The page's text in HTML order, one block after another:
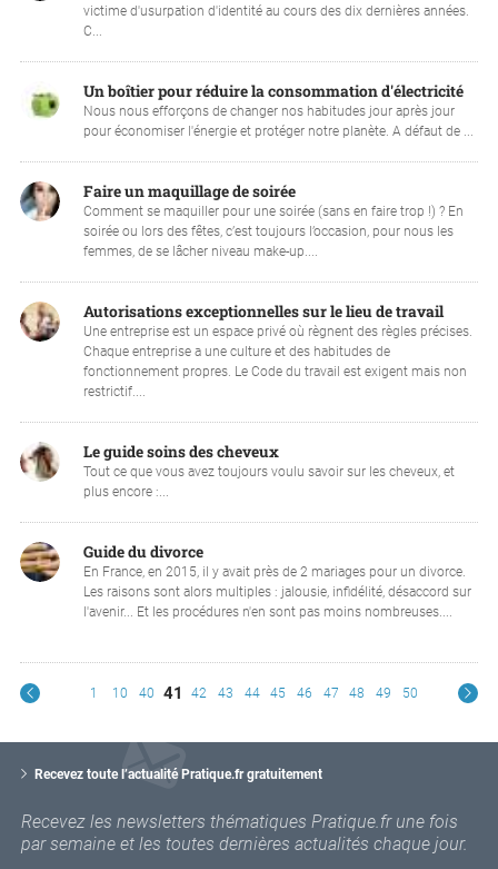
victime d'usurpation d'identité au cours des dix dernières années.
C...
Un boîtier pour réduire la consommation d'électricité
Nous nous efforçons de changer nos habitudes jour après jour
pour économiser l'énergie et protéger notre planète. A défaut de ...
Faire un maquillage de soirée
Comment se maquiller pour une soirée (sans en faire trop !) ? En
soirée ou lors des fêtes, c’est toujours l’occasion, pour nous les
femmes, de se lâcher niveau make-up....
Autorisations exceptionnelles sur le lieu de travail
Une entreprise est un espace privé où règnent des règles précises.
Chaque entreprise a une culture et des habitudes de
fonctionnement propres. Le Code du travail est exigent mais non
restrictif....
Le guide soins des cheveux
Tout ce que vous avez toujours voulu savoir sur les cheveux, et
plus encore :...
Guide du divorce
En France, en 2015, il y avait près de 2 mariages pour un divorce.
Les raisons sont alors multiples : jalousie, infidélité, désaccord sur
l'avenir... Et les procédures n'en sont pas moins nombreuses....
1 10 40 41 42 43 44 45 46 47 48 49 50
Recevez toute l’actualité Pratique.fr gratuitement
Recevez les newsletters thématiques Pratique.fr une fois
par semaine et les toutes dernières actualités chaque jour.
o
r
e
e